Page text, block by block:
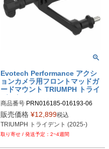
Evotech Performance アクシ
ョンカメラ用フロントマッドガ
ードマウント TRIUMPH トライ
デント (2025-)
商品番号 PRN016185-016193-06
販売価格 ¥12,899税込
TRIUMPH トライデント (2025-)
2~4週間